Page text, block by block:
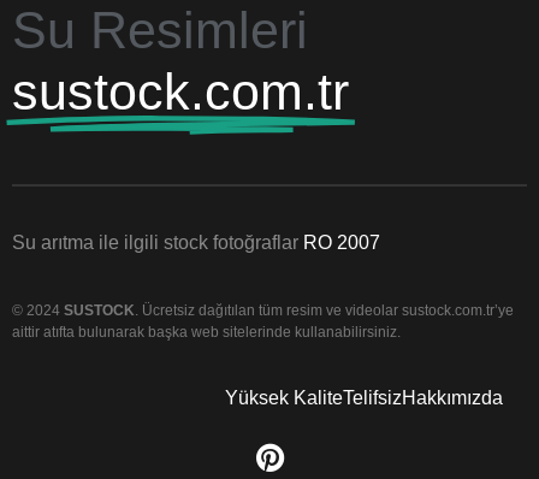
Su Resimleri
sustock.com.tr
Su arıtma ile ilgili stock fotoğraflar RO 2007
© 2024 SUSTOCK. Ücretsiz dağıtılan tüm resim ve videolar sustock.com.tr’ye
aittir atıfta bulunarak başka web sitelerinde kullanabilirsiniz.
Yüksek KaliteTelifsizHakkımızda